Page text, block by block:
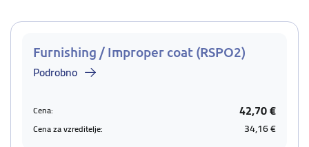
Furnishing / Improper coat (RSPO2)
Podrobno
Cena: 42,70 €
Cena za vzreditelje: 34,16 €